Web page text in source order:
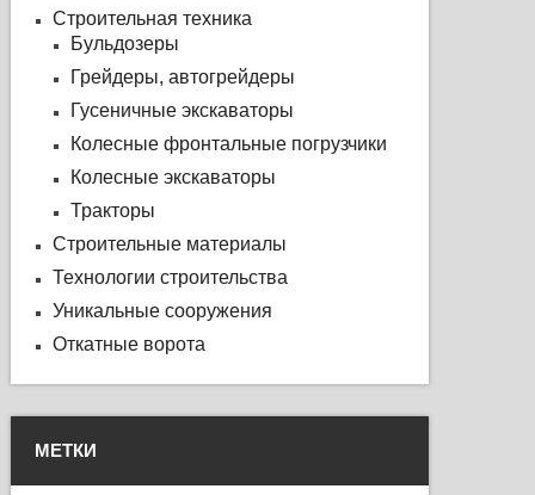
Строительная техника
Бульдозеры
Грейдеры, автогрейдеры
Гусеничные экскаваторы
Колесные фронтальные погрузчики
Колесные экскаваторы
Тракторы
Строительные материалы
Технологии строительства
Уникальные сооружения
Откатные ворота
МЕТКИ